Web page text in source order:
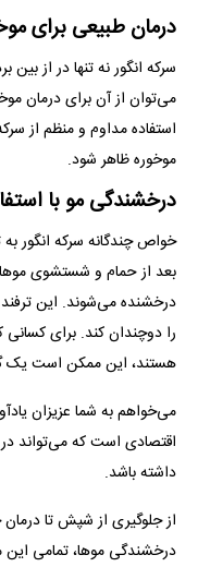
درمان طبیعی برای
سرکه انگور نه تنها در از
می‌توان از آن برای درمان
استفاده مداوم و منظم از
موخوره ظاهر شود.
درخشندگی مو با
خواص چندگانه سرکه انگور
بعد از حمام و شستشوی مو‌ها
درخشنده می‌شوند. این
را دوچندان کند. برای
هستند، این ممکن است یک
می‌خواهم به شما عزیزان
اقتصادی است که می‌تواند
داشته باشد.
از جلوگیری از شپش تا
درخشندگی موها، تمامی این